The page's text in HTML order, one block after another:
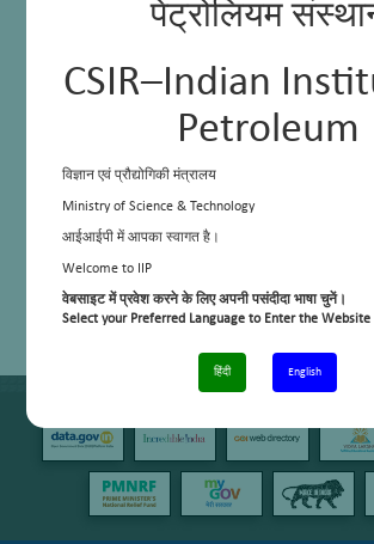
पेट्रोलियम
CSIR–Indian
Petroleum
विज्ञान एवं प्रौद्योगिकी मंत्रालय
Ministry of Science & Technology
आईआईपी में आपका स्वागत है।
Welcome to IIP
वेबसाइट में प्रवेश करने के लिए अपनी पसंदीदा भाषा चुनें।
Select your Preferred Language to Enter the Website
हिंदी English